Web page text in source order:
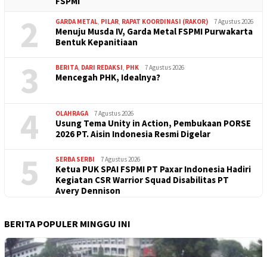
2 GARDA METAL, PILAR, RAPAT KOORDINASI (RAKOR) 7 Agustus 2026
Menuju Musda IV, Garda Metal FSPMI Purwakarta
Bentuk Kepanitiaan
3 BERITA, DARI REDAKSI, PHK 7 Agustus 2026
Mencegah PHK, Idealnya?
4 OLAHRAGA 7 Agustus 2026
Usung Tema Unity in Action, Pembukaan PORSE
2026 PT. Aisin Indonesia Resmi Digelar
5 SERBA SERBI 7 Agustus 2026
Ketua PUK SPAI FSPMI PT Paxar Indonesia Hadiri
Kegiatan CSR Warrior Squad Disabilitas PT
Avery Dennison
BERITA POPULER MINGGU INI